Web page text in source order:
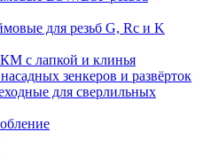
для резьб G, Rc и K
с лапкой и клинья
зенкеров и развёрток
для сверлильных